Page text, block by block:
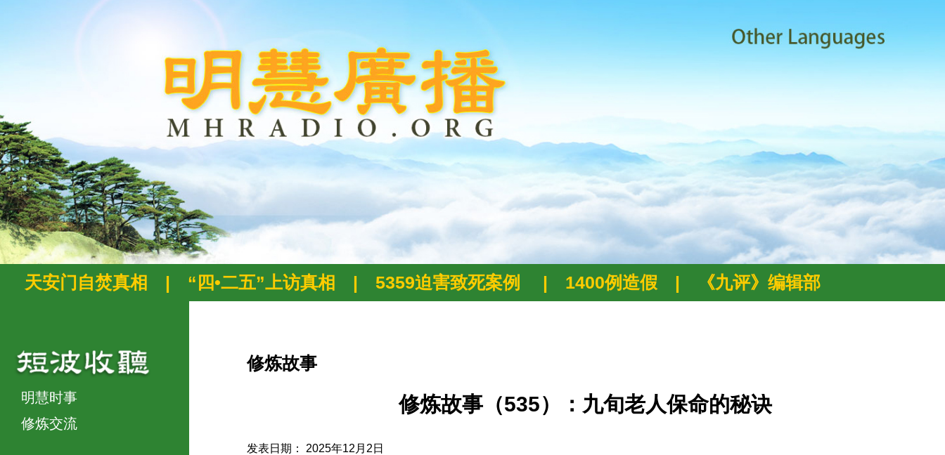
天安门自焚真相 | “四•二五”上访真相 | 5359迫害致死案例 | 1400例造假 | 《九评》编辑部
明慧时事
修炼交流
修炼故事
修炼故事（535）：九旬老人保命的秘诀
发表日期： 2025年12月2日